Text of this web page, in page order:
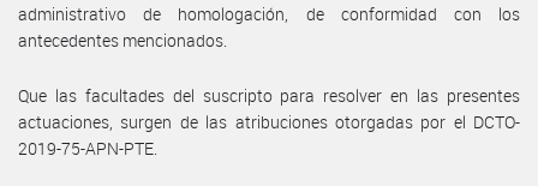
administrativo de homologación, de conformidad con los
antecedentes mencionados.
Que las facultades del suscripto para resolver en las presentes
actuaciones, surgen de las atribuciones otorgadas por el DCTO-
2019-75-APN-PTE.